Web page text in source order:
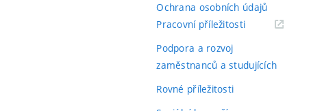
Ochrana osobních údajů
Pracovní příležitosti(externí
Podpora a rozvoj
zaměstnanců a studujících
Rovné příležitosti